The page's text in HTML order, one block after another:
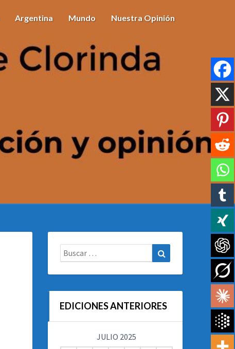
Argentina Mundo Nuestra Opinión
Buscar:
EDICIONES ANTERIORES
JULIO 2025